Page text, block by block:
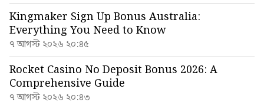
Kingmaker Sign Up Bonus Australia:
Everything You Need to Know
৭ আগস্ট ২০২৬ ২০:৪৫
Rocket Casino No Deposit Bonus 2026: A
Comprehensive Guide
৭ আগস্ট ২০২৬ ২০:৪৩